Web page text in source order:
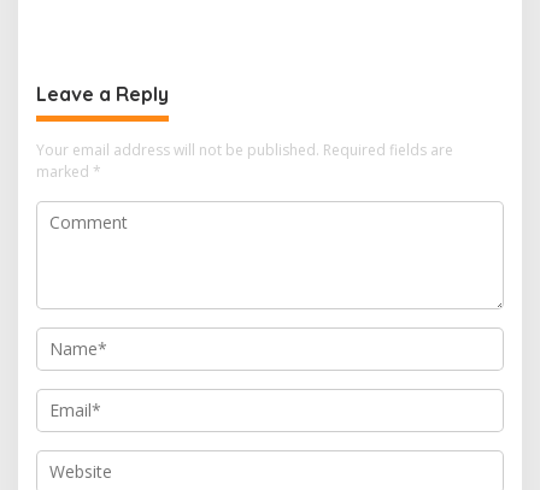
Leave a Reply
Your email address will not be published. Required fields are
marked *